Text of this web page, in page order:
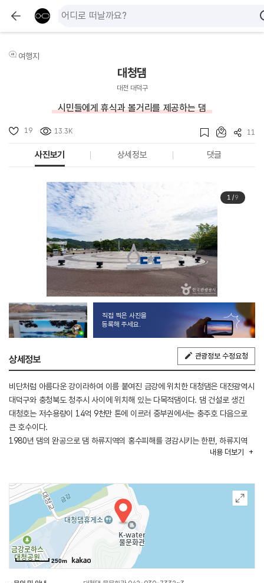
여행지
대청댐
대전 대덕구
시민들에게 휴식과 볼거리를 제공하는 댐
19 13.3K 11
사진보기 상세정보 댓글
1/9
직접 찍은 사진을
등록해 주세요.
상세정보 관광정보 수정요청
비단처럼 아름다운 강이라하여 이름 붙여진 금강에 위치한 대청댐은 대전광역시
대덕구와 충청북도 청주시 사이에 위치해 있는 다목적댐이다. 댐 건설로 생긴
대청호는 저수용량이 14억 9천만 톤에 이르러 중부권에서는 충주호 다음으로
큰 호수이다.
1980년 댐의 완공으로 댐 하류지역의 홍수피해를 경감시키는 한편, 하류지역
농경지에 농업용수를 공급하고, 대전광역시, 청주시, 전주시, 군산시 등 충청과
국내 최장의 다목적 인공호수인 대청댐은 산간 계곡과 어울려 빼어난 경관을
이루고 있다. 대청호의 끝없이 이어지는 잔잔한 물결과 호반 위에 섬처럼 떠
있는 산봉우리들이 이른 아침에는 하얀 물안개로 가려지고 낮에는 쪽빛 하늘과
흰 구름으로 장식된다. 호수 주변에는 20년 만에 개방된 청남대를 비롯해
현암사, 문의향교 등 많은 문화유적이 잘 보존되어 있다.
물길을 따라 이어지다가 사이사이 울창한 숲을 지나는 호반도로는 드라이브
코스로 알려져 있다. 대청호 드라이브 코스는 청주와 신탄진을 잇는 호수 북쪽
내용 더보기
250m